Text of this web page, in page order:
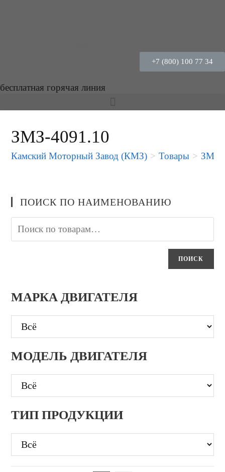
+7 (800) 100 77 34
бесплатная горячая линия
ЗМЗ-4091.10
Камский Моторный Завод (КМЗ) > Товары > ЗМЗ-
ПОИСК ПО НАИМЕНОВАНИЮ
ПОИСК
МАРКА ДВИГАТЕЛЯ
МОДЕЛЬ ДВИГАТЕЛЯ
ТИП ПРОДУКЦИИ